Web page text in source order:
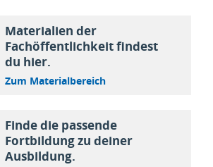
Materialien der
Fachöffentlichkeit findest
du hier.
Zum Materialbereich
Finde die passende
Fortbildung zu deiner
Ausbildung.